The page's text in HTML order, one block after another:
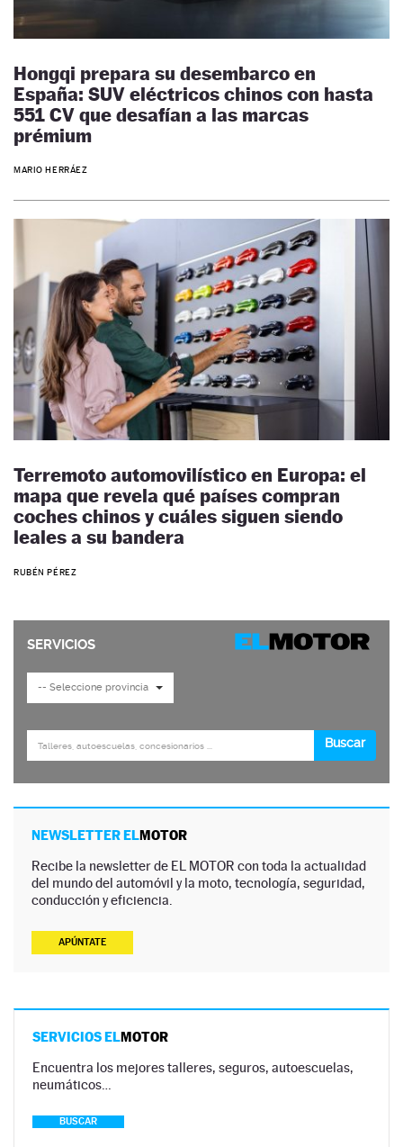
Hongqi prepara su desembarco en
España: SUV eléctricos chinos con hasta
551 CV que desafían a las marcas
prémium
MARIO HERRÁEZ
Terremoto automovilístico en Europa: el
mapa que revela qué países compran
coches chinos y cuáles siguen siendo
leales a su bandera
RUBÉN PÉREZ
NEWSLETTER ELMOTOR
Recibe la newsletter de EL MOTOR con toda la actualidad
del mundo del automóvil y la moto, tecnología, seguridad,
conducción y eficiencia.
APÚNTATE
SERVICIOS ELMOTOR
Encuentra los mejores talleres, seguros, autoescuelas,
neumáticos…
BUSCAR